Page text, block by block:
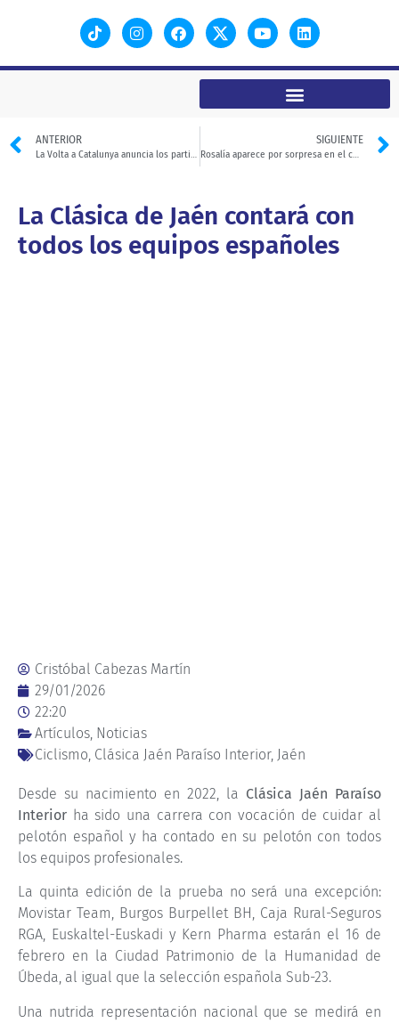
ANTERIOR
La Volta a Catalunya anuncia los participantes de la prueba femenina
SIGUIENTE
Rosalía aparece por sorpresa en el concierto por Palestina
La Clásica de Jaén contará con
todos los equipos españoles
Cristóbal Cabezas Martín
29/01/2026
22:20
Artículos, Noticias
Ciclismo, Clásica Jaén Paraíso Interior, Jaén
Desde su nacimiento en 2022, la Clásica Jaén Paraíso
Interior ha sido una carrera con vocación de cuidar al
pelotón español y ha contado en su pelotón con todos
los equipos profesionales.
La quinta edición de la prueba no será una excepción:
Movistar Team, Burgos Burpellet BH, Caja Rural-Seguros
RGA, Euskaltel-Euskadi y Kern Pharma estarán el 16 de
febrero en la Ciudad Patrimonio de la Humanidad de
Úbeda, al igual que la selección española Sub-23.
Una nutrida representación nacional que se medirá en